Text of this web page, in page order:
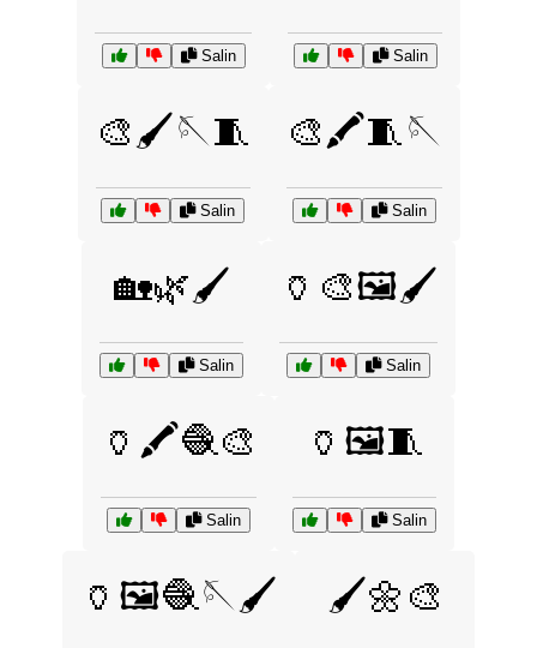
Salin Salin
🎨🖌️🪡🧵
Salin
🎨🖍️🧵🪡
Salin
🏡🌿🖌️
Salin
🏺🎨🖼️🖌️
Salin
🏺🖍️🧶🎨
Salin
🏺🖼️🧵
Salin
🏺🖼️🧶🪡🖌️ 🖌️🌼🎨